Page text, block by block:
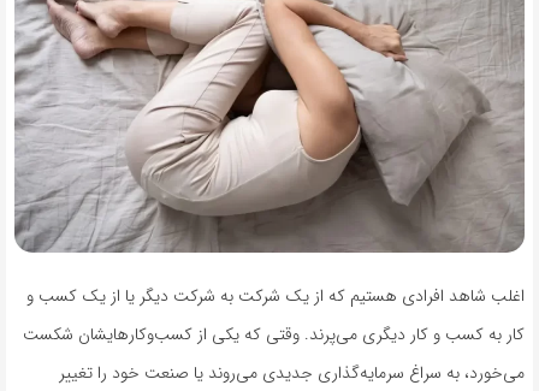
اغلب شاهد افرادی هستیم که از یک شرکت به شرکت دیگر یا از یک کسب و
کار به کسب و کار دیگری می‌پرند. وقتی که یکی از کسب‌وکارهایشان شکست
می‌خورد، به سراغ سرمایه‌گذاری جدیدی می‌روند یا صنعت خود را تغییر